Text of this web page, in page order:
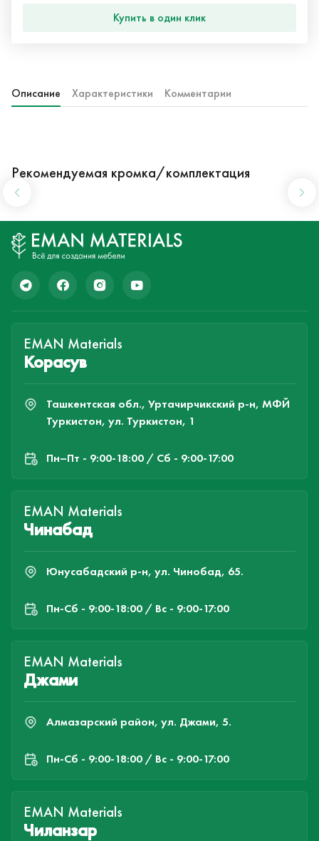
Купить в один клик
Описание Характеристики Комментарии
Рекомендуемая кромка/комплектация
EMAN Materials
Корасув
Ташкентская обл., Уртачирчикский р-н, МФЙ
Туркистон, ул. Туркистон, 1
Пн–Пт - 9:00-18:00 / Сб - 9:00-17:00
EMAN Materials
Чинабад
Юнусабадский р-н, ул. Чинобад, 65.
Пн-Cб - 9:00-18:00 / Вс - 9:00-17:00
EMAN Materials
Джами
Алмазарский район, ул. Джами, 5.
Пн-Cб - 9:00-18:00 / Вс - 9:00-17:00
EMAN Materials
Чиланзар